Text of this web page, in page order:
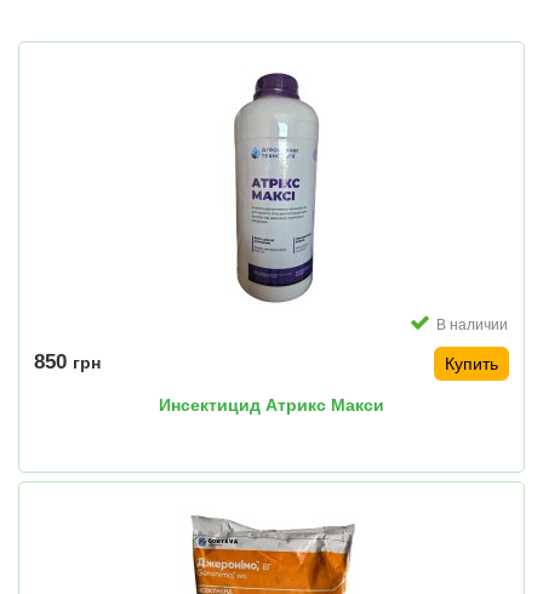
В наличии
850 грн Купить
Инсектицид Атрикс Макси